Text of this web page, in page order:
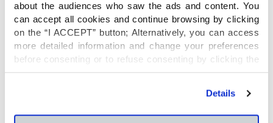
about the audiences who saw the ads and content. You
can accept all cookies and continue browsing by clicking
on the “I ACCEPT” button; Alternatively, you can access
more detailed information and change your preferences
before consenting or to refuse consenting by clicking the
"Personalize" button. For more information you can visit
Details